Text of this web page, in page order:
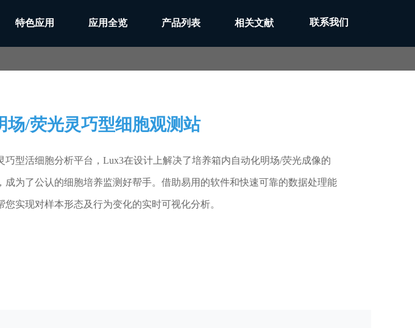
联系我们
特色应用 应用全览 产品列表 相关文献
巧型活细胞分析平台，Lux3在设计上解决了培养箱内自动化明场/荧光成像的
成为了公认的细胞培养监测好帮手。借助易用的软件和快速可靠的数据处理能
您实现对样本形态及行为变化的实时可视化分析。
场/荧光灵巧型细胞观测站